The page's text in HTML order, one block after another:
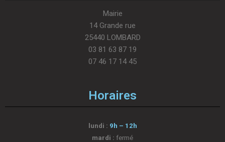
Mairie
14 Grande rue
25440 LOMBARD
03 81 63 87 19
07 46 17 14 45
Horaires
lundi : 9h – 12h
mardi : fermé